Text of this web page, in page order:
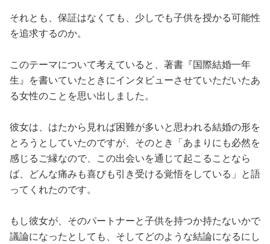
それとも、保証はなくても、少しでも子供を授かる可能性
を追求するのか。
このテーマについて考えていると、著書『国際結婚一年
生』を書いていたときにインタビューさせていただいたあ
る女性のことを思い出しました。
彼女は、はたから見れば困難が多いと思われる結婚の形を
とろうとしていたのですが、そのとき「あまりにも必然を
感じるご縁なので、この出会いを通じて起こることなら
ば、どんな痛みも喜びも引き受ける覚悟をしている」と語
ってくれたのです。
もし彼女が、そのパートナーと子供を持つか持たないかで
議論になったとしても、そしてどのような結論になるにし